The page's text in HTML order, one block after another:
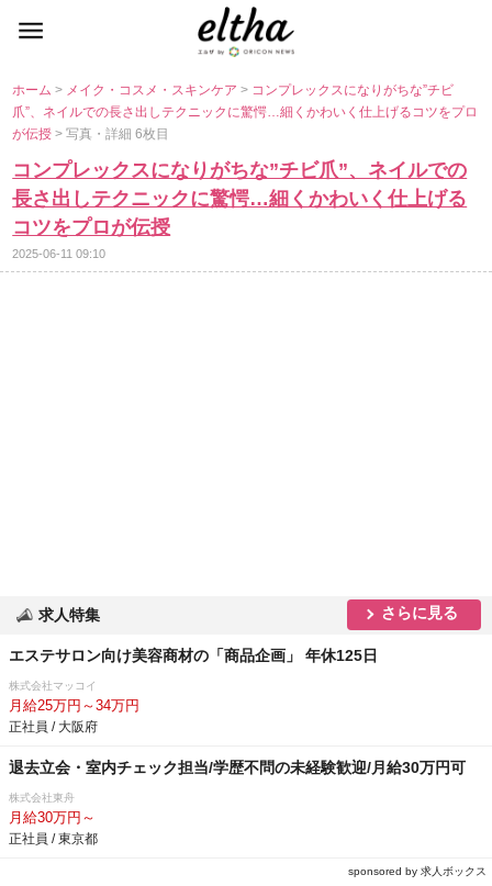
ホーム> メイク・コスメ・スキンケア> コンプレックスになりがちな”チビ
爪”、ネイルでの長さ出しテクニックに驚愕…細くかわいく仕上げるコツをプロ
が伝授> 写真・詳細 6枚目
コンプレックスになりがちな”チビ爪”、ネイルでの
長さ出しテクニックに驚愕…細くかわいく仕上げる
コツをプロが伝授
2025-06-11 09:10
求人特集 さらに見る
エステサロン向け美容商材の「商品企画」 年休125日
株式会社マッコイ
月給25万円～34万円
正社員 / 大阪府
退去立会・室内チェック担当/学歴不問の未経験歓迎/月給30万円可
株式会社東舟
月給30万円～
正社員 / 東京都
sponsored by 求人ボックス